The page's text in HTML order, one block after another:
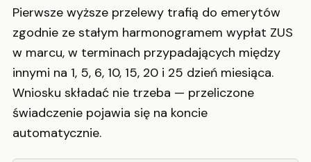
Pierwsze wyższe przelewy trafią do emerytów
zgodnie ze stałym harmonogramem wypłat ZUS
w marcu, w terminach przypadających między
innymi na 1, 5, 6, 10, 15, 20 i 25 dzień miesiąca.
Wniosku składać nie trzeba — przeliczone
świadczenie pojawia się na koncie
automatycznie.